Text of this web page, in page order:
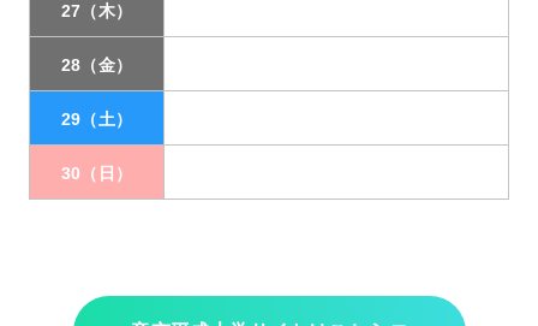
27（木）
28（金）
29（土）
30（日）